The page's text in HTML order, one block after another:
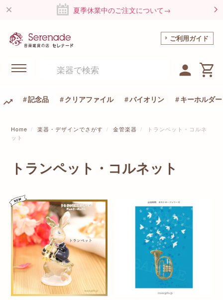
夏季休業中のご注文について→
ご利用ガイド
記念品 クリアファイル バイオリン キーホルダー
Home 楽器・デザインでさがす 金管楽器
トランペット・コルネ
ット
トランペット・コルネット